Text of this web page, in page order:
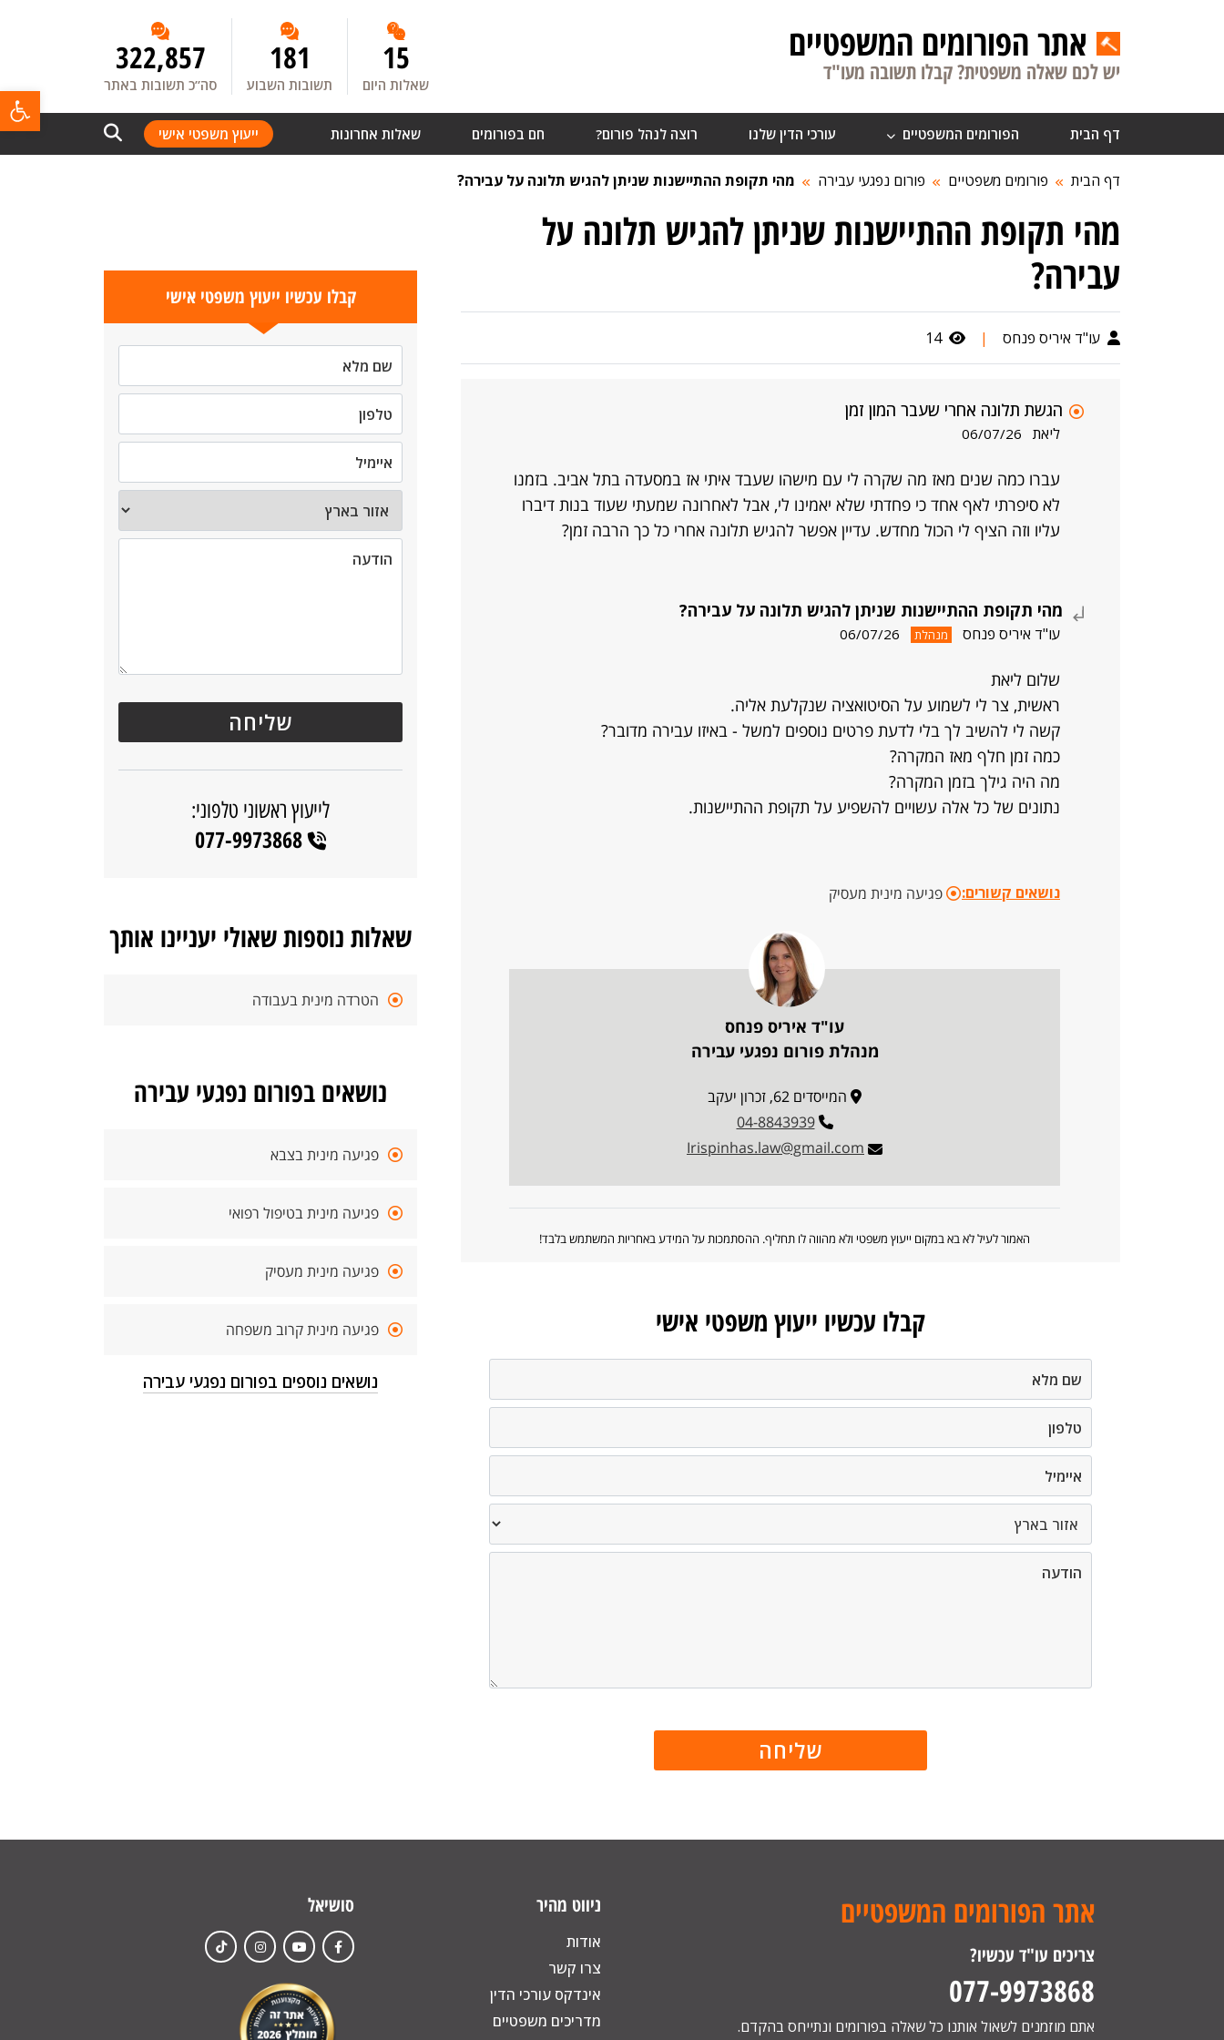
אתר הפורומים המשפטיים
יש לכם שאלה משפטית? קבלו תשובה מעו"ד 15
שאלות היום
181
תשובות השבוע
322,857
סה”כ תשובות באתר
דף הבית הפורומים המשפטיים עורכי הדין שלנו רוצה לנהל פורום? חם בפורומים שאלות אחרונות ייעוץ משפטי אישי
דף הבית פורומים משפטיים פורום נפגעי עבירה מהי תקופת ההתיישנות שניתן להגיש תלונה על עבירה?
מהי תקופת ההתיישנות שניתן להגיש תלונה על
עבירה?
עו"ד איריס פנחס |
14
הגשת תלונה אחרי שעבר המון זמן
ליאת 06/07/26
עברו כמה שנים מאז מה שקרה לי עם מישהו שעבד איתי אז במסעדה בתל אביב. בזמנו
לא סיפרתי לאף אחד כי פחדתי שלא יאמינו לי, אבל לאחרונה שמעתי שעוד בנות דיברו
עליו וזה הציף לי הכול מחדש. עדיין אפשר להגיש תלונה אחרי כל כך הרבה זמן?
מהי תקופת ההתיישנות שניתן להגיש תלונה על עבירה?
עו"ד איריס פנחס מנהלת 06/07/26
שלום ליאת
ראשית, צר לי לשמוע על הסיטואציה שנקלעת אליה.
קשה לי להשיב לך בלי לדעת פרטים נוספים למשל - באיזו עבירה מדובר?
כמה זמן חלף מאז המקרה?
מה היה גילך בזמן המקרה?
נתונים של כל אלה עשויים להשפיע על תקופת ההתיישנות.
נושאים קשורים: פגיעה מינית מעסיק
עו"ד איריס פנחס
מנהלת פורום נפגעי עבירה
המייסדים 62, זכרון יעקב
04-8843939
Irispinhas.law@gmail.com
האמור לעיל לא בא במקום ייעוץ משפטי ולא מהווה לו תחליף. ההסתמכות על המידע באחריות המשתמש בלבד!
קבלו עכשיו ייעוץ משפטי אישי
קבלו עכשיו ייעוץ משפטי אישי
לייעוץ ראשוני טלפוני:
077-9973868
שאלות נוספות שאולי יעניינו אותך
הטרדה מינית בעבודה
נושאים בפורום נפגעי עבירה
פגיעה מינית בצבא
פגיעה מינית בטיפול רפואי
פגיעה מינית מעסיק
פגיעה מינית קרוב משפחה
נושאים נוספים בפורום נפגעי עבירה
אתר הפורומים המשפטיים
צריכים עו"ד עכשיו?
077-9973868
אתם מוזמנים לשאול אותנו כל שאלה בפורומים ונתייחס בהקדם.
ניווט מהיר
אודות
צרו קשר
אינדקס עורכי הדין
מדריכים משפטיים
סושיאל